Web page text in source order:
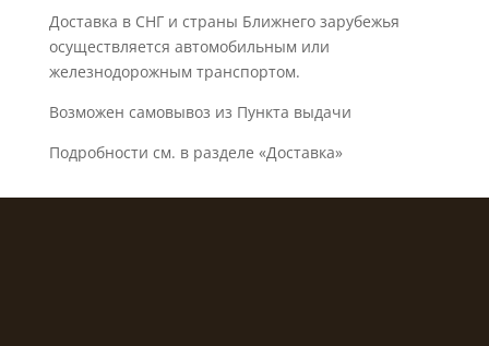
Доставка в СНГ и страны Ближнего зарубежья
осуществляется автомобильным или
железнодорожным транспортом.
Возможен самовывоз из Пункта выдачи
Подробности см. в разделе «Доставка»